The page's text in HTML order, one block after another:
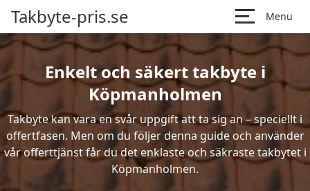
Takbyte-pris.se Menu
Enkelt och säkert takbyte i
Köpmanholmen
Takbyte kan vara en svår uppgift att ta sig an – speciellt i
offertfasen. Men om du följer denna guide och använder
vår offerttjänst får du det enklaste och säkraste takbytet i
Köpmanholmen.